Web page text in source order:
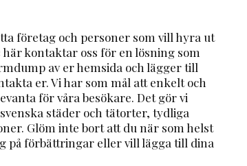
företag och personer som vill hyra ut
kontaktar oss för en lösning som
av er hemsida och lägger till
er. Vi har som mål att enkelt och
för våra besökare. Det gör vi
städer och tätorter, tydliga
Glöm inte bort att du när som helst
på förbättringar eller vill lägga till dina